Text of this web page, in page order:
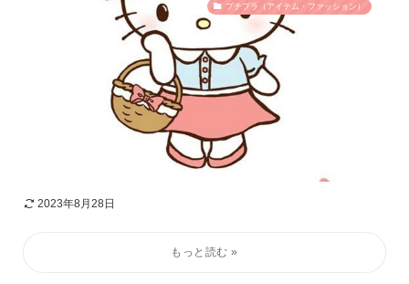
プチプラ（アイテム・ファッション）
2023年8月28日